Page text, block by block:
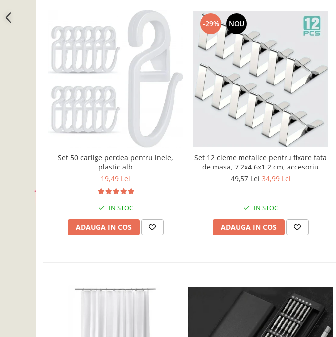
Ingrijire corporala
Rucsacuri, curele si accesorii
Articole de vara
Genti termoizolante
Accesorii inot si gonflabile
Genti de plaja
Prosoape si rogojiniSet 50 carlige perdea pentru inele,
plastic alb
19,49 Lei
IN STOC
ADAUGA IN COS
-29% NOU
Set 12 cleme metalice pentru fixare fata
de masa, 7.2x4.6x1.2 cm, accesoriu
Horeca, pentru restaurante, cafenele,
49,57 Lei34,99 Lei
IN STOC
ADAUGA IN COS